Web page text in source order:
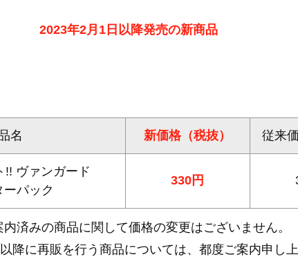
2023年2月1日以降発売の新商品
名 新価格（税抜） 従来
!! ヴァンガード
ーパック
330円
済みの商品に関して価格の変更はございません。
降に再販を行う商品については、都度ご案内申し上